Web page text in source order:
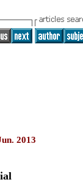
2013